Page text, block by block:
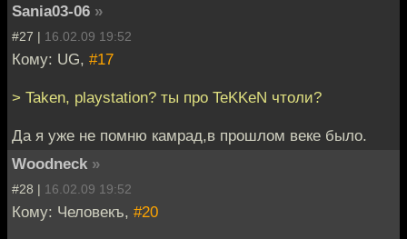
Sania03-06 »
#27 | 16.02.09 19:52
Кому: UG, #17
> Taken, playstation? ты про TeKKeN чтоли?
Да я уже не помню камрад,в прошлом веке было.
Woodneck »
#28 | 16.02.09 19:52
Кому: Человекъ, #20